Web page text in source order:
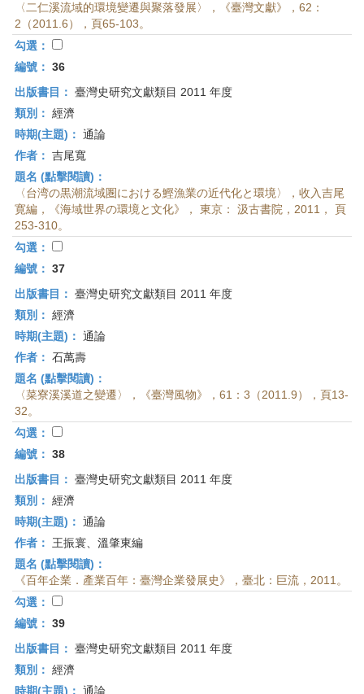
〈二仁溪流域的環境變遷與聚落發展〉，《臺灣文獻》，62：
2（2011.6），頁65-103。
勾選：
編號： 36
出版書目： 臺灣史研究文獻類目 2011 年度
類別： 經濟
時期(主題)： 通論
作者： 吉尾寬
題名 (點擊閱讀)：
〈台湾の黒潮流域圏における鰹漁業の近代化と環境〉，收入吉尾
寛編，《海域世界の環境と文化》， 東京： 汲古書院，2011， 頁
253-310。
勾選：
編號： 37
出版書目： 臺灣史研究文獻類目 2011 年度
類別： 經濟
時期(主題)： 通論
作者： 石萬壽
題名 (點擊閱讀)：
〈菜寮溪溪道之變遷〉，《臺灣風物》，61：3（2011.9），頁13-
32。
勾選：
編號： 38
出版書目： 臺灣史研究文獻類目 2011 年度
類別： 經濟
時期(主題)： 通論
作者：
王振寰、溫肇東編
題名 (點擊閱讀)：
《百年企業．產業百年：臺灣企業發展史》，臺北：巨流，2011。
勾選：
編號： 39
出版書目： 臺灣史研究文獻類目 2011 年度
類別： 經濟
時期(主題)： 通論